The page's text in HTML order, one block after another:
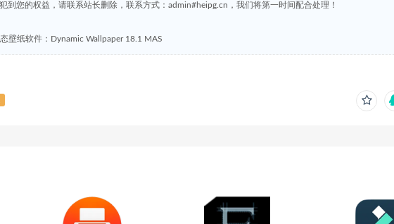
到您的权益，请联系站长删除，联系方式：admin#heipg.cn，我们将第一时间配合处理！
壁纸软件：Dynamic Wallpaper 18.1 MAS